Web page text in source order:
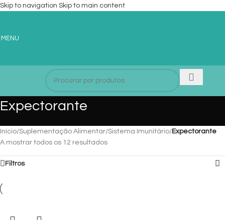
Skip to navigation Skip to main content
MENU
Expectorante
Início/Suplementação Alimentar/Sistema Imunitário/Expectorante
A mostrar todos os 12 resultados
Filtros